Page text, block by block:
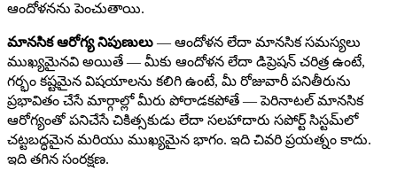
ఆందోళనను పెంచుతాయి.
మానసిక ఆరోగ్య నిపుణులు — ఆందోళన లేదా మానసిక సమస్యలు
ముఖ్యమైనవి అయితే — మీకు ఆందోళన లేదా డిప్రెషన్ చరిత్ర ఉంటే,
గర్భం కష్టమైన విషయాలను కలిగి ఉంటే, మీ రోజువారీ పనితీరును
ప్రభావితం చేసే మార్గాల్లో మీరు పోరాడకపోతే — పెరినాటల్ మానసిక
ఆరోగ్యంతో పనిచేసే చికిత్సకుడు లేదా సలహాదారు సపోర్ట్ సిస్టమ్‌లో
చట్టబద్ధమైన మరియు ముఖ్యమైన భాగం. ఇది చివరి ప్రయత్నం కాదు.
ఇది తగిన సంరక్షణ.